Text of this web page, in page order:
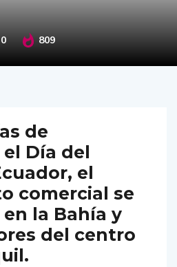
0 809
de
Día del
el
comercial se
la Bahía y
del centro